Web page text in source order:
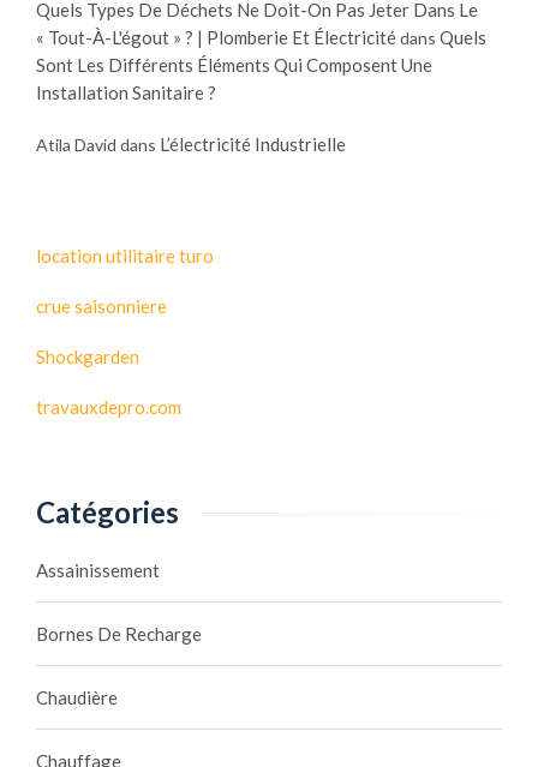
Quels Types De Déchets Ne Doit-On Pas Jeter Dans Le
« Tout-À-L'égout » ? | Plomberie Et Électricitédans Quels
Sont Les Différents Éléments Qui Composent Une
Installation Sanitaire ?
Atila David dans L’électricité Industrielle
location utilitaire turo
crue saisonniere
Shockgarden
travauxdepro.com
Catégories
Assainissement
Bornes De Recharge
Chaudière
Chauffage